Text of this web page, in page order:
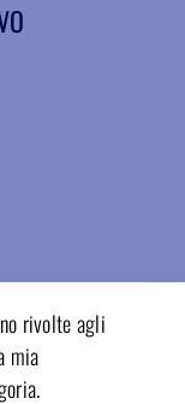
rivolte agli
mia